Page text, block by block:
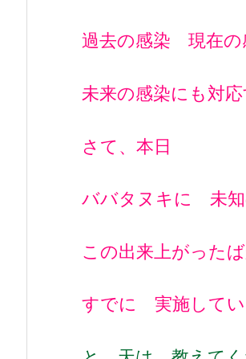
過去の感染 現在
未来の感染にも対
さて、本日
ババタヌキに 未知
この出来上がった
すでに 実施して